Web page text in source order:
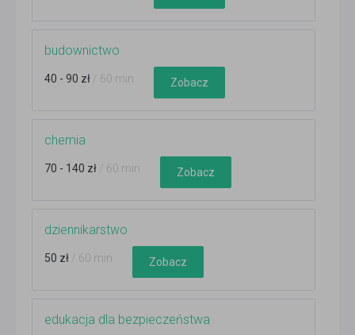
budownictwo
40 - 90 zł / 60 min Zobacz
chemia
70 - 140 zł / 60 min Zobacz
dziennikarstwo
50 zł / 60 min Zobacz
edukacja dla bezpieczeństwa